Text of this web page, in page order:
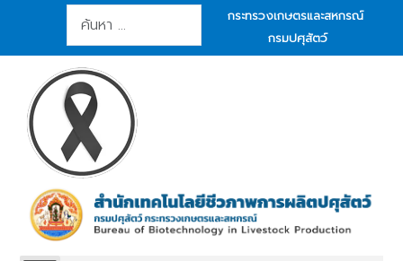
การค้นหา
กระทรวงเกษตรและสหกรณ์
กรมปศุสัตว์